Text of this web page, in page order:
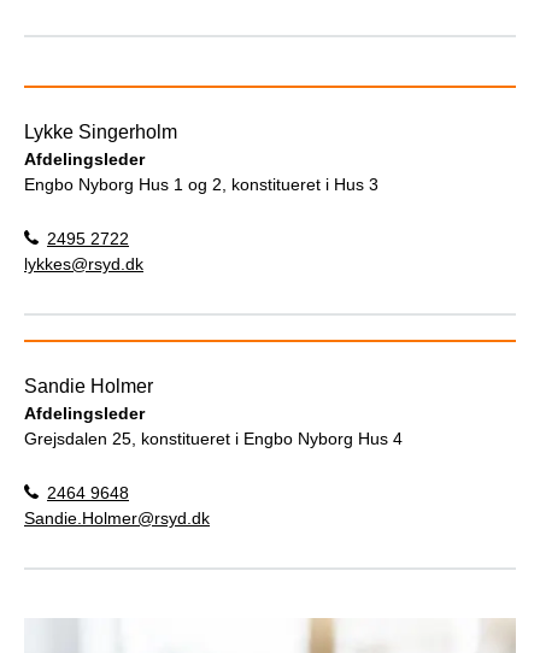
Lykke Singerholm
Afdelingsleder
Engbo Nyborg Hus 1 og 2, konstitueret i Hus 3
2495 2722
lykkes@rsyd.dk
Sandie Holmer
Afdelingsleder
Grejsdalen 25, konstitueret i Engbo Nyborg Hus 4
2464 9648
Sandie.Holmer@rsyd.dk